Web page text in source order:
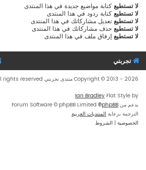
لا تستطيع كتابة مواضيع جديدة في هذا المنتدى
لا تستطيع كتابة ردود في هذا المنتدى
لا تستطيع تعديل مشاركاتك في هذا المنتدى
لا تستطيع حذف مشاركاتك في هذا المنتدى
لا تستطيع إرفاق ملف في هذا المنتدى
تجربتي
Copyright © 2013 - 2026 منتدى تجربتي All rights reserved.
Flat Style by
Ian Bradley
بدعم من phpBB
® Forum Software © phpBB Limited
الترجمة برعاية المنتديات العربية
الخصوصية | الشروط